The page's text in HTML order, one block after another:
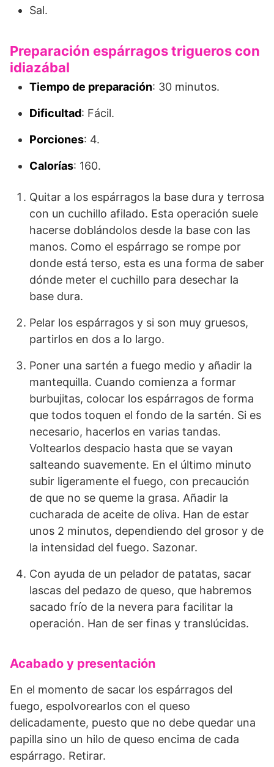
Sal.
Preparación espárragos trigueros con
idiazábal
Tiempo de preparación: 30 minutos.
Dificultad: Fácil.
Porciones: 4.
Calorías: 160.
Quitar a los espárragos la base dura y terrosa
con un cuchillo afilado. Esta operación suele
hacerse doblándolos desde la base con las
manos. Como el espárrago se rompe por
donde está terso, esta es una forma de saber
dónde meter el cuchillo para desechar la
base dura.
Pelar los espárragos y si son muy gruesos,
partirlos en dos a lo largo.
Poner una sartén a fuego medio y añadir la
mantequilla. Cuando comienza a formar
burbujitas, colocar los espárragos de forma
que todos toquen el fondo de la sartén. Si es
necesario, hacerlos en varias tandas.
Voltearlos despacio hasta que se vayan
salteando suavemente. En el último minuto
subir ligeramente el fuego, con precaución
de que no se queme la grasa. Añadir la
cucharada de aceite de oliva. Han de estar
unos 2 minutos, dependiendo del grosor y de
la intensidad del fuego. Sazonar.
Con ayuda de un pelador de patatas, sacar
lascas del pedazo de queso, que habremos
sacado frío de la nevera para facilitar la
operación. Han de ser finas y translúcidas.
Acabado y presentación
En el momento de sacar los espárragos del
fuego, espolvorearlos con el queso
delicadamente, puesto que no debe quedar una
papilla sino un hilo de queso encima de cada
espárrago. Retirar.